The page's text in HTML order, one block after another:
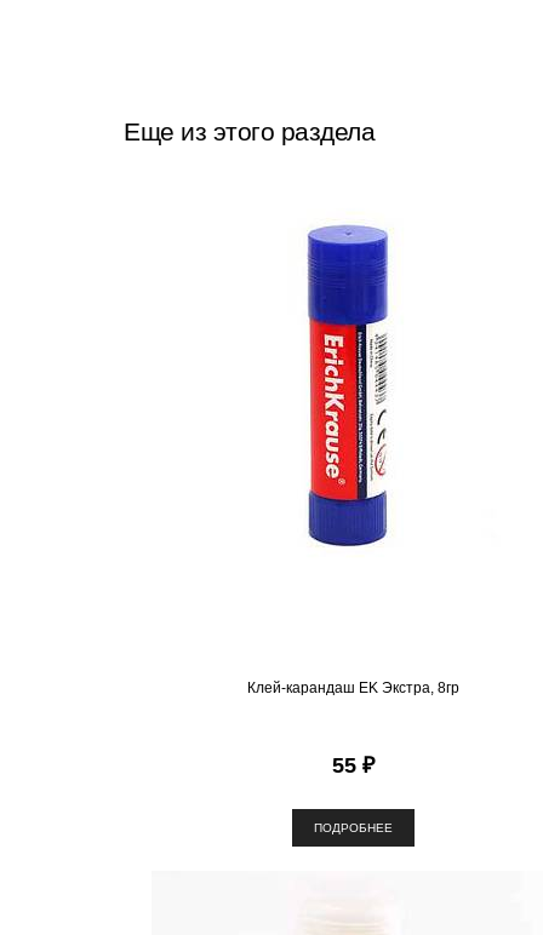
Еще из этого раздела
Клей-карандаш EK Экстра, 8гр
55 ₽
ПОДРОБНЕЕ